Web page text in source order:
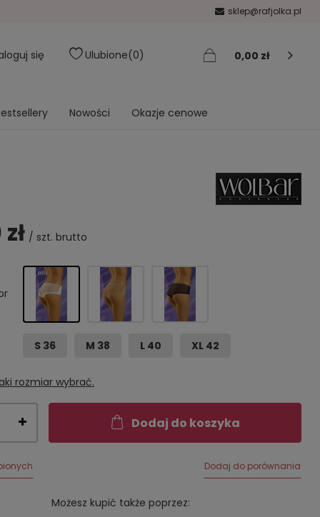
sklep@rafjolka.pl
się Ulubione 0 0,00 zł
Nowości Okazje cenowe
/ szt. brutto
S 36 M 38 L 40 XL 42
rozmiar wybrać.
Dodaj do koszyka
Dodaj do porównania
Możesz kupić także poprzez: